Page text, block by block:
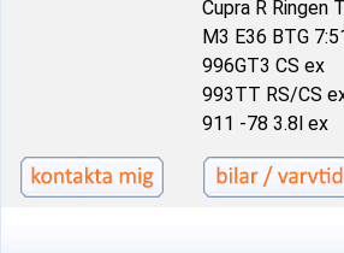
Cupra R Ringen
M3 E36 BTG
996GT3 CS ex
993TT RS/CS
911 -78 3.8l ex